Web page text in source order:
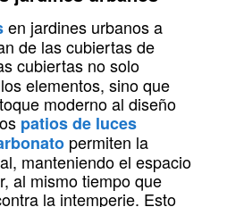
en jardines urbanos a
de las cubiertas de
cubiertas no solo
elementos, sino que
moderno al diseño
patios de luces
permiten la
manteniendo el espacio
al mismo tiempo que
la intemperie. Esto